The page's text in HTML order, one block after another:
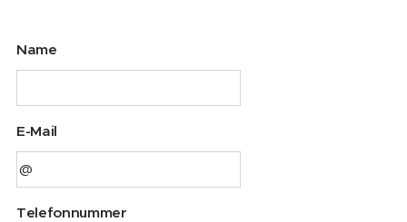
Name
E-Mail
Telefonnummer